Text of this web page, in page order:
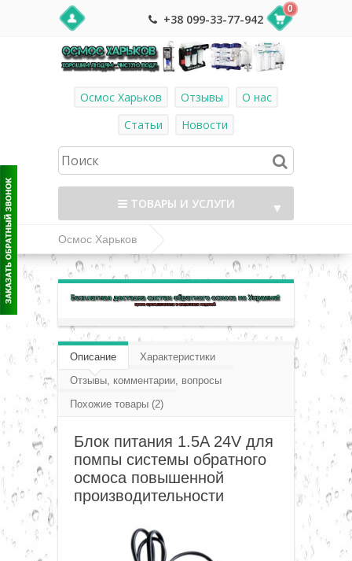
+38 099-33-77-942
0
Осмос Харьков Отзывы
О нас
Статьи
Новости
ТОВАРЫ И УСЛУГИ ▼
Осмос Харьков
Насосы повышения давления (помпы для
осмоса) и комплектующие
Блоки питания для насосов повышения
давления (diaphragm pump)
Блок питания 1.5A 24V для помпы системы
обратного осмоса
Описание
Характеристики
Отзывы, комментарии, вопросы
Похожие товары (2)
Блок питания 1.5A 24V для
помпы системы обратного
осмоса повышенной
производительности